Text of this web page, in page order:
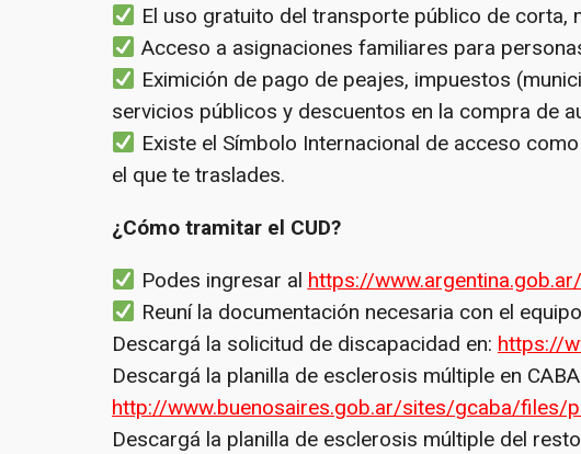
El uso gratuito del transporte público de corta,
Acceso a asignaciones familiares para
Eximición de pago de peajes, impuestos
servicios públicos y descuentos en la compra de
Existe el Símbolo Internacional de acceso
el que te traslades.
¿Cómo tramitar el CUD?
Podes ingresar al https://
Reuní la documentación necesaria con el
Descargá la solicitud de discapacidad en: https://
Descargá la planilla de esclerosis múltiple en
http://www.buenosaires.gob.ar/sites/gcaba/files/
Descargá la planilla de esclerosis múltiple del